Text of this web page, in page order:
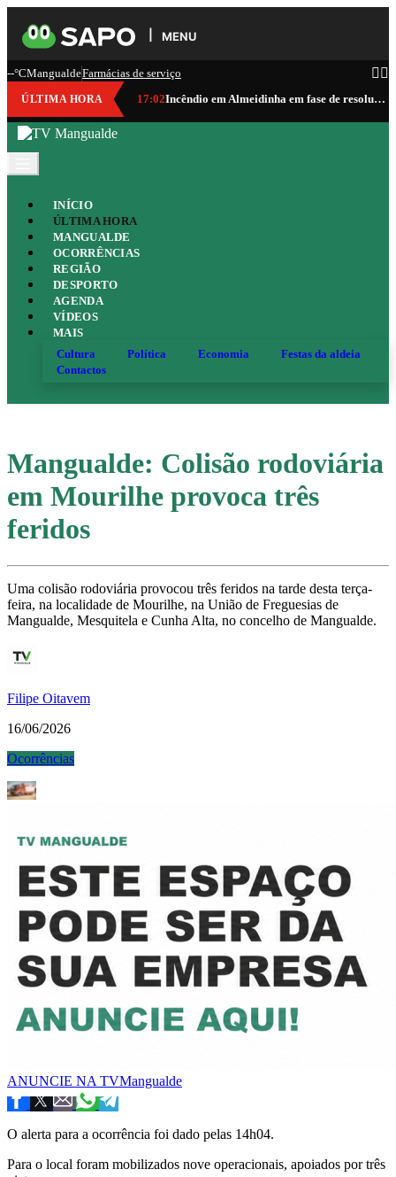
MENU
--°CMangualdeFarmácias de serviço
ÚLTIMA HORA 17:02 Incêndio em Almeidinha em fase de resolução
INÍCIO
ÚLTIMA HORA
MANGUALDE
OCORRÊNCIAS
REGIÃO
DESPORTO
AGENDA
VÍDEOS
MAIS
Cultura
Política Economia
Festas da aldeia
Contactos
Mangualde: Colisão rodoviária
em Mourilhe provoca três
feridos
Uma colisão rodoviária provocou três feridos na tarde desta terça-
feira, na localidade de Mourilhe, na União de Freguesias de
Mangualde, Mesquitela e Cunha Alta, no concelho de Mangualde.
Filipe Oitavem
16/06/2026
Ocorrências
ANUNCIE NA TVMangualde
O alerta para a ocorrência foi dado pelas 14h04.
Para o local foram mobilizados nove operacionais, apoiados por três